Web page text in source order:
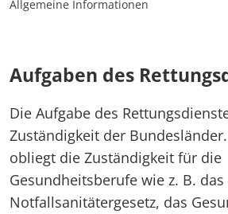
Medizinischer Dienst Bund
Kontakt
Allgemeine Informationen
Aufgaben des
Die Aufgabe des
Zuständigkeit der
obliegt die Zuständigkeit für die
Gesundheitsberufe wie z. B. das
Notfallsanitätergesetz, das